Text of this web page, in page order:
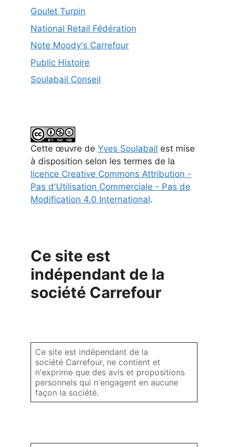
Goulet Turpin
National Retail Fédération
Note Moody's Carrefour
Public Histoire
Soulabail Conseil
Cette œuvre de Yves Soulabail est mise
à disposition selon les termes de la
licence Creative Commons Attribution -
Pas d'Utilisation Commerciale - Pas de
Modification 4.0 International.
Ce site est
indépendant de la
société Carrefour
Ce site est indépendant de la
société Carrefour, ne contient et
n'exprime que des avis et propositions
personnels qui n'engagent en aucune
façon la société.